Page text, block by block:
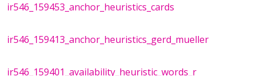
ir546_159453_anchor_heuristics_cards
ir546_159413_anchor_heuristics_gerd_mueller
ir546_159401_availability_heuristic_words_r